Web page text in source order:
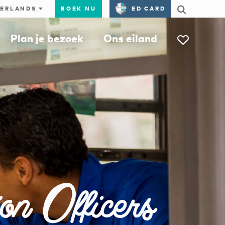
BOEK NU ED CARD
Plan je bezoek Ons eiland
Officers